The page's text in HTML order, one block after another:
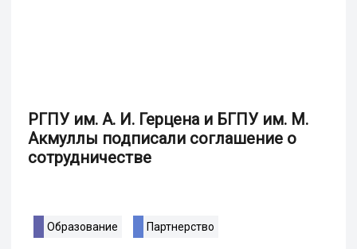
РГПУ им. А. И. Герцена и БГПУ им. М.
Акмуллы подписали соглашение о
сотрудничестве
Образование Партнерство